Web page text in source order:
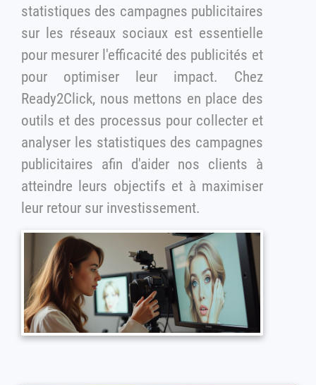
statistiques des campagnes publicitaires
sur les réseaux sociaux est essentielle
pour mesurer l'efficacité des publicités et
pour optimiser leur impact. Chez
Ready2Click, nous mettons en place des
outils et des processus pour collecter et
analyser les statistiques des campagnes
publicitaires afin d'aider nos clients à
atteindre leurs objectifs et à maximiser
leur retour sur investissement.